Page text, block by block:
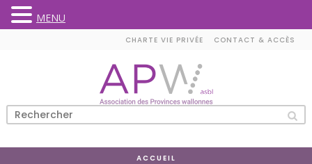
CHARTE VIE PRIVÉE CONTACT & ACCÈS
ACCUEIL
MENU